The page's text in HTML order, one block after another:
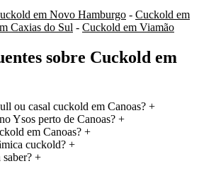
em Novo Hamburgo - Cuckold em
Caxias do Sul - Cuckold em Viamão
sobre Cuckold em
ou casal cuckold em Canoas? +
Ysos perto de Canoas? +
em Canoas? +
cuckold? +
+